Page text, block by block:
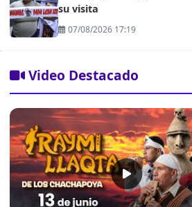
su visita
07/08/2026 17:19
Video Destacado